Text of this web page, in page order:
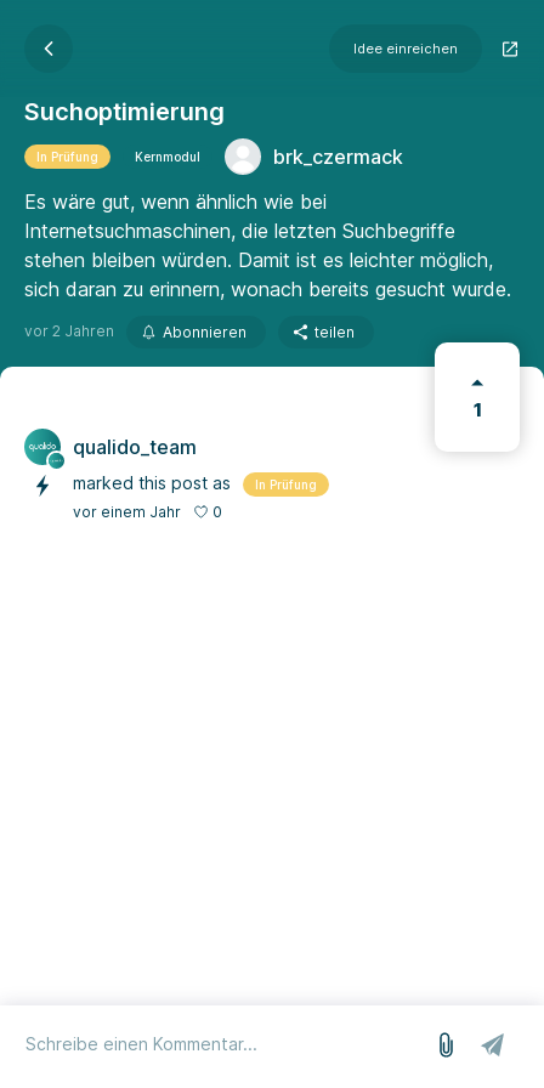
Idee einreichen
Suchoptimierung
In Prüfung Kernmodul
brk_czermack
Es wäre gut, wenn ähnlich wie bei
Internetsuchmaschinen, die letzten Suchbegriffe
stehen bleiben würden. Damit ist es leichter möglich,
sich daran zu erinnern, wonach bereits gesucht wurde.
vor 2 Jahren Abonnieren teilen
1
qualido_team
marked this post as In Prüfung
vor einem Jahr 0